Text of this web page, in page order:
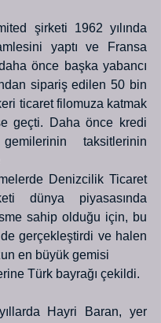
şirketi 1962 yılında
yaptı ve Fransa
önce başka yabancı
sipariş edilen 50 bin
ticaret filomuza katmak
geçti. Daha önce kredi
taksitlerinin
Denizcilik Ticaret
dünya piyasasında
sahip olduğu için, bu
gerçekleştirdi ve halen
en büyük gemisi
Türk bayrağı çekildi.
yıllarda Hayri Baran, yer